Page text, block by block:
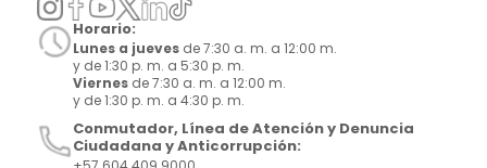
Horario:
Lunes a jueves de 7:30 a. m. a 12:00 m.
y de 1:30 p. m. a 5:30 p. m.
Viernes de 7:30 a. m. a 12:00 m.
y de 1:30 p. m. a 4:30 p. m.
Conmutador, Línea de Atención y Denuncia
Ciudadana y Anticorrupción: